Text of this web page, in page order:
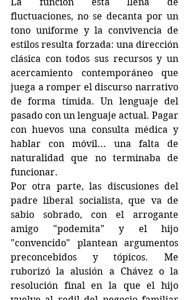
fluctuaciones, no se decanta por un
tono uniforme y la convivencia de
estilos resulta forzada: una dirección
clásica con todos sus recursos y un
acercamiento contemporáneo que
juega a romper el discurso narrativo
de forma tímida. Un lenguaje del
pasado con un lenguaje actual. Pagar
con huevos una consulta médica y
hablar con móvil... una falta de
naturalidad que no terminaba de
funcionar.
Por otra parte, las discusiones del
padre liberal socialista, que va de
sabio sobrado, con el arrogante
amigo "podemita" y el hijo
"convencido" plantean argumentos
preconcebidos y tópicos. Me
ruborizó la alusión a Chávez o la
resolución final en la que el hijo